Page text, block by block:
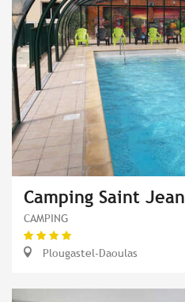
Camping Saint Jean
CAMPING
Plougastel-Daoulas